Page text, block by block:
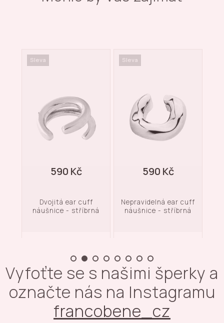
Sleva
Dvojitá ear cuff
náušnice - stříbrná
590 Kč
Sleva
Nepravidelná ear cuff
náušnice - stříbrná
590 Kč
Vyfoťte se s našimi šperky a
označte nás na Instagramu
francobene_cz